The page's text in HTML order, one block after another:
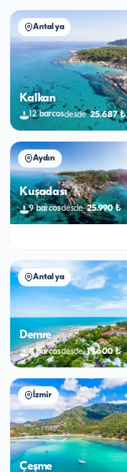
Antalya
Kalkan
12 barcosdesde 25.687₺
Aydın
Kuşadası
9 barcosdesde 25.990₺
Antalya
Demre
8 barcosdesde 19.600₺
İzmir
Çeşme